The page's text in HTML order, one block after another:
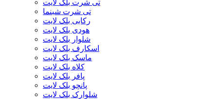
تی شرت بلک لایت
تی شرت شبنما
رکابی بلک لایت
هودی بلک لایت
شلوار بلک لایت
اسکارف بلک لایت
ماسک بلک لایت
کلاه بلک لایت
پافر بلک لایت
پانچو بلک لایت
شلوارک بلک لایت